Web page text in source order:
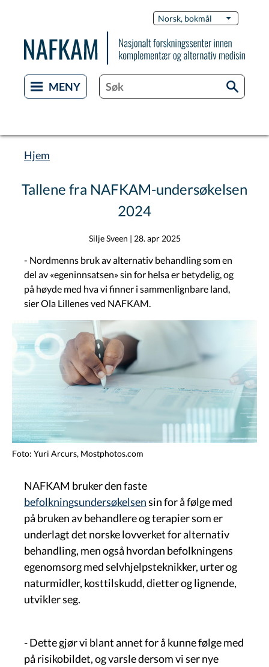
hovedinnhold
Norsk, bokmål List flere
Hjem
Tallene fra NAFKAM-undersøkelsen
2024
Silje Sveen | 28. apr 2025
- Nordmenns bruk av alternativ behandling som en
del av «egeninnsatsen» sin for helsa er betydelig, og
på høyde med hva vi finner i sammenlignbare land,
sier Ola Lillenes ved NAFKAM.
Image
Foto: Yuri Arcurs, Mostphotos.com
NAFKAM bruker den faste
befolkningsundersøkelsensin for å følge med
på bruken av behandlere og terapier som er
underlagt det norske lovverket for alternativ
behandling, men også hvordan befolkningens
egenomsorg med selvhjelpsteknikker, urter og
naturmidler, kosttilskudd, dietter og lignende,
utvikler seg.
- Dette gjør vi blant annet for å kunne følge med
på risikobildet, og varsle dersom vi ser nye